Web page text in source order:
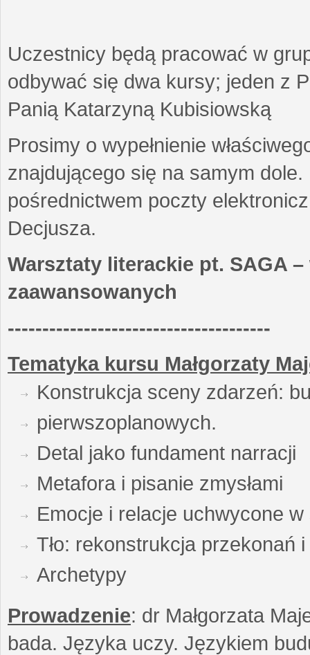
Uczestnicy będą pracować w
odbywać się dwa kursy; jeden z
Panią Katarzyną Kubisiowską
Prosimy o wypełnienie
znajdującego się na samym
pośrednictwem poczty
Decjusza.
Warsztaty literackie pt. SAGA
zaawansowanych
--------------------------------------
Tematyka kursu Małgorzaty
Konstrukcja sceny zdarzeń:
pierwszoplanowych.
Detal jako fundament narracji
Metafora i pisanie zmysłami
Emocje i relacje uchwycone
Tło: rekonstrukcja przekonań
Archetypy
Prowadzenie: dr Małgorzata
bada. Języka uczy. Językiem